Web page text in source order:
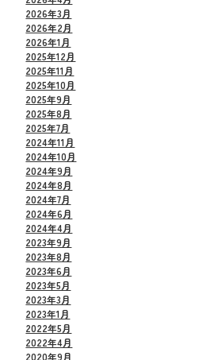
2026年3月
2026年2月
2026年1月
2025年12月
2025年11月
2025年10月
2025年9月
2025年8月
2025年7月
2024年11月
2024年10月
2024年9月
2024年8月
2024年7月
2024年6月
2024年4月
2023年9月
2023年8月
2023年6月
2023年5月
2023年3月
2023年1月
2022年5月
2022年4月
2020年9月